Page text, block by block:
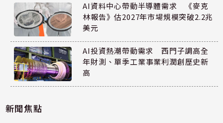
AI資料中心帶動半導體需求 《麥克
林報告》估2027年市場規模突破2.2兆
美元
AI投資熱潮帶動需求 西門子調高全
年財測、單季工業事業利潤創歷史新
高
新聞焦點